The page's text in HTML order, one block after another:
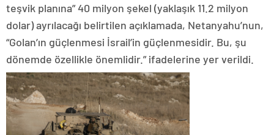
teşvik planına” 40 milyon şekel (yaklaşık 11.2 milyon
dolar) ayrılacağı belirtilen açıklamada, Netanyahu’nun,
“Golan’ın güçlenmesi İsrail’in güçlenmesidir. Bu, şu
dönemde özellikle önemlidir.” ifadelerine yer verildi.